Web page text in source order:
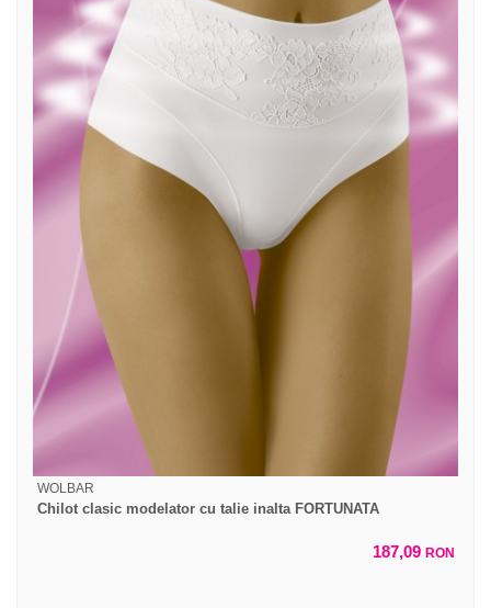
WOLBAR
Chilot clasic modelator cu talie inalta FORTUNATA
187,09 RON